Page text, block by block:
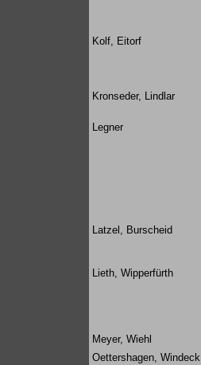
Kolf, Eitorf
Kronseder, Lindlar
Legner
Latzel, Burscheid
Lieth, Wipperfürth
Meyer, Wiehl
Oettershagen, Windeck